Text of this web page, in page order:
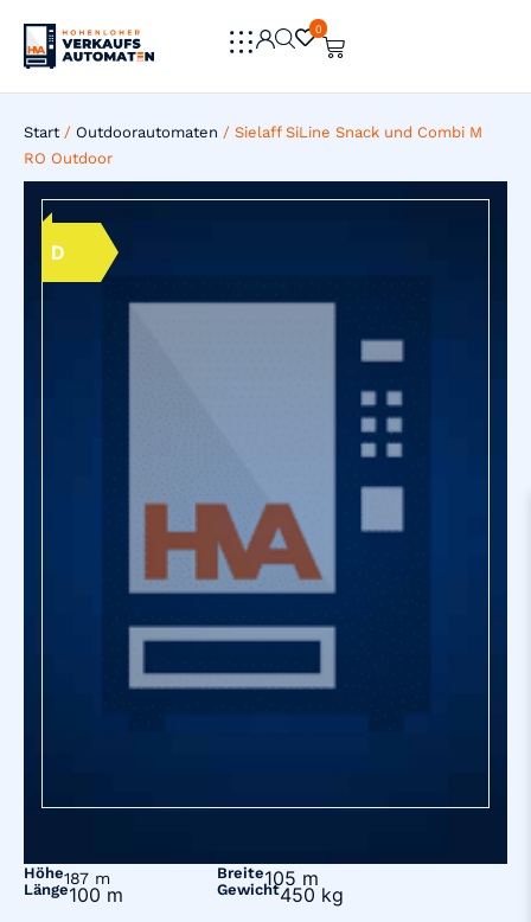
0
0
Start / Outdoorautomaten / Sielaff SiLine Snack und Combi M
RO Outdoor
D
Höhe187 m Breite105 m
Länge100 m Gewicht450 kg